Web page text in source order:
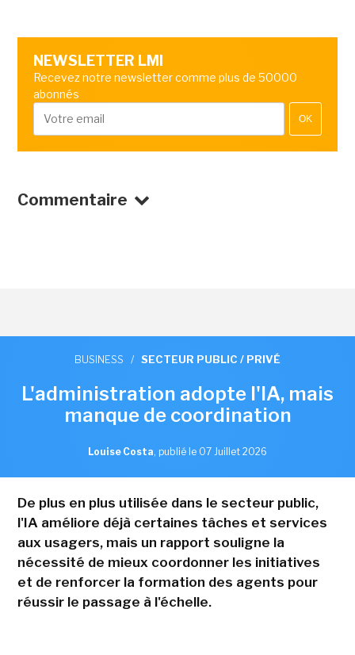
NEWSLETTER LMI
Recevez notre newsletter comme plus de 50000
abonnés
OK
Commentaire
BUSINESS / SECTEUR PUBLIC / PRIVÉ
L'administration adopte l'IA, mais
manque de coordination
Louise Costa, publié le 07 Juillet 2026
De plus en plus utilisée dans le secteur public,
l'IA améliore déjà certaines tâches et services
aux usagers, mais un rapport souligne la
nécessité de mieux coordonner les initiatives
et de renforcer la formation des agents pour
réussir le passage à l'échelle.